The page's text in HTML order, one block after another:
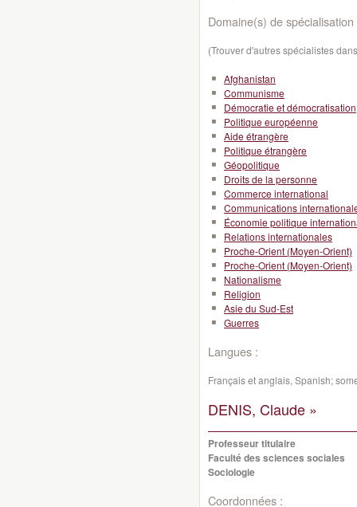
Domaine(s) de spécialisation
(Trouver d'autres spécialistes
Afghanistan
Communisme
Démocratie et démocratisation
Politique européenne
Aide étrangère
Politique étrangère
Géopolitique
Droits de la personne
Commerce international
Communications
Économie politique
Relations internationales
Proche-Orient (Moyen-Orient)
Proche-Orient (Moyen-Orient)
Nationalisme
Religion
Asie du Sud-Est
Guerres
Langues :
Français et anglais, Spanish;
DENIS, Claude »
Professeur titulaire
Faculté des sciences sociales
Sociologie
Coordonnées :